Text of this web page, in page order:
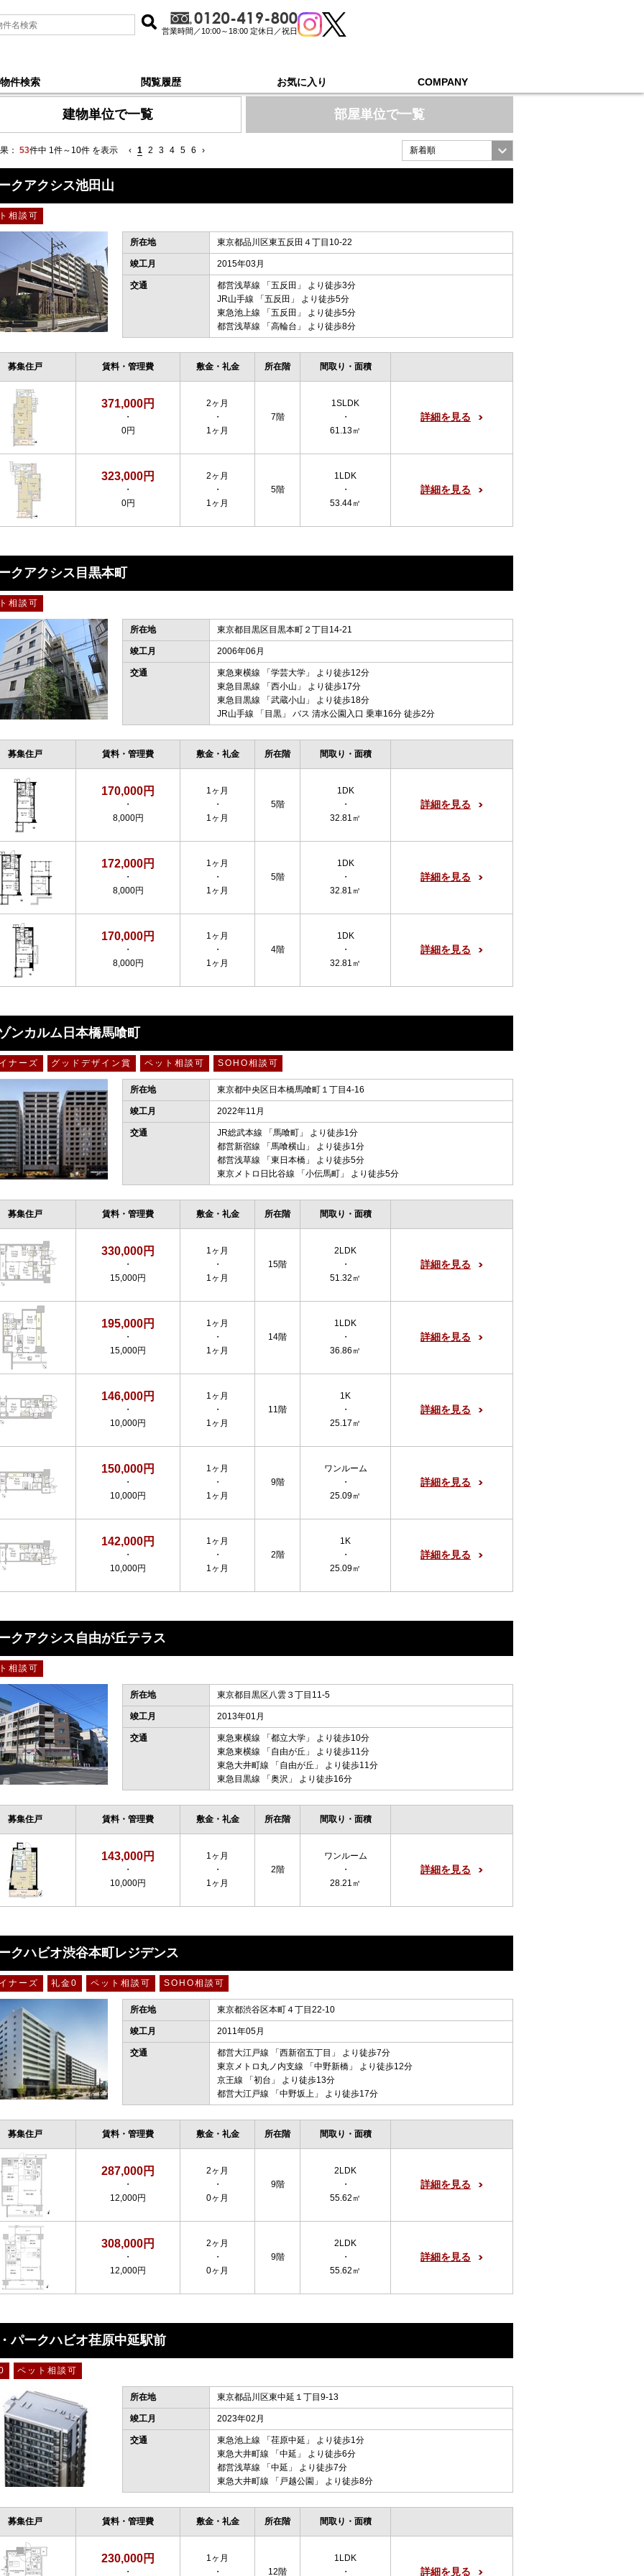
営業時間／10:00～18:00 定休日／祝日
物件検索 閲覧履歴 お気に入り COMPANY
新着順 で探す
建物単位で一覧 部屋単位で一覧
： 53件中 1件～10件 を表示 ‹ 1 2 3 4 5 6 ›
クアクシス池田山
相談可
所在地 東京都品川区東五反田４丁目10-22
竣工月 2015年03月
交通 都営浅草線 「 五反田 」 より徒歩3分
JR山手線 「 五反田 」 より徒歩5分
東急池上線 「 五反田 」 より徒歩5分
都営浅草線 「 高輪台 」 より徒歩8分
募集住戸 賃料・管理費 敷金・礼金 所在階 間取り・面積
371,000円
・
0円
2ヶ月
・
1ヶ月
7階
1SLDK
・
61.13㎡
詳細を見る
323,000円
・
0円
2ヶ月
・
1ヶ月
5階
1LDK
・
53.44㎡
詳細を見る
クアクシス目黒本町
相談可
所在地 東京都目黒区目黒本町２丁目14-21
竣工月 2006年06月
交通 東急東横線 「 学芸大学 」 より徒歩12分
東急目黒線 「 西小山 」 より徒歩17分
東急目黒線 「 武蔵小山 」 より徒歩18分
JR山手線 「 目黒 」 バス 清水公園入口 乗車16分 徒歩2分
募集住戸 賃料・管理費 敷金・礼金 所在階 間取り・面積
170,000円
・
8,000円
1ヶ月
・
1ヶ月
5階
1DK
・
32.81㎡
詳細を見る
172,000円
・
8,000円
1ヶ月
・
1ヶ月
5階
1DK
・
32.81㎡
詳細を見る
170,000円
・
8,000円
1ヶ月
・
1ヶ月
4階
1DK
・
32.81㎡
詳細を見る
ンカルム日本橋馬喰町
ナーズ グッドデザイン賞 ペット相談可 SOHO相談可
所在地 東京都中央区日本橋馬喰町１丁目4-16
竣工月 2022年11月
交通 JR総武本線 「 馬喰町 」 より徒歩1分
都営新宿線 「 馬喰横山 」 より徒歩1分
都営浅草線 「 東日本橋 」 より徒歩5分
東京メトロ日比谷線 「 小伝馬町 」 より徒歩5分
募集住戸 賃料・管理費 敷金・礼金 所在階 間取り・面積
330,000円
・
15,000円
1ヶ月
・
1ヶ月
15階
2LDK
・
51.32㎡
詳細を見る
195,000円
・
15,000円
1ヶ月
・
1ヶ月
14階
1LDK
・
36.86㎡
詳細を見る
146,000円
・
10,000円
1ヶ月
・
1ヶ月
11階
1K
・
25.17㎡
詳細を見る
150,000円
・
10,000円
1ヶ月
・
1ヶ月
9階
ワンルーム
・
25.09㎡
詳細を見る
142,000円
・
10,000円
1ヶ月
・
1ヶ月
2階
1K
・
25.09㎡
詳細を見る
クアクシス自由が丘テラス
相談可
所在地 東京都目黒区八雲３丁目11-5
竣工月 2013年01月
交通 東急東横線 「 都立大学 」 より徒歩10分
東急東横線 「 自由が丘 」 より徒歩11分
東急大井町線 「 自由が丘 」 より徒歩11分
東急目黒線 「 奥沢 」 より徒歩16分
募集住戸 賃料・管理費 敷金・礼金 所在階 間取り・面積
143,000円
・
10,000円
1ヶ月
・
1ヶ月
2階
ワンルーム
・
28.21㎡
詳細を見る
クハビオ渋谷本町レジデンス
ナーズ 礼金0 ペット相談可 SOHO相談可
所在地 東京都渋谷区本町４丁目22-10
竣工月 2011年05月
交通 都営大江戸線 「 西新宿五丁目 」 より徒歩7分
東京メトロ丸ノ内支線 「 中野新橋 」 より徒歩12分
京王線 「 初台 」 より徒歩13分
都営大江戸線 「 中野坂上 」 より徒歩17分
募集住戸 賃料・管理費 敷金・礼金 所在階 間取り・面積
287,000円
・
12,000円
2ヶ月
・
0ヶ月
9階
2LDK
・
55.62㎡
詳細を見る
308,000円
・
12,000円
2ヶ月
・
0ヶ月
9階
2LDK
・
55.62㎡
詳細を見る
パークハビオ荏原中延駅前
ペット相談可
所在地 東京都品川区東中延１丁目9-13
竣工月 2023年02月
交通 東急池上線 「 荏原中延 」 より徒歩1分
東急大井町線 「 中延 」 より徒歩6分
都営浅草線 「 中延 」 より徒歩7分
東急大井町線 「 戸越公園 」 より徒歩8分
募集住戸 賃料・管理費 敷金・礼金 所在階 間取り・面積
230,000円
・
1ヶ月
・
12階
1LDK
・
詳細を見る